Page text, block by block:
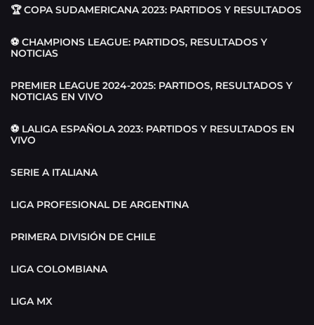
🏆 COPA SUDAMERICANA 2023: PARTIDOS Y RESULTADOS
⚽ CHAMPIONS LEAGUE: PARTIDOS, RESULTADOS Y
NOTICIAS
PREMIER LEAGUE 2024-2025: PARTIDOS, RESULTADOS Y
NOTICIAS EN VIVO
⚽ LALIGA ESPAÑOLA 2023: PARTIDOS Y RESULTADOS EN
VIVO
SERIE A ITALIANA
LIGA PROFESIONAL DE ARGENTINA
PRIMERA DIVISIÓN DE CHILE
LIGA COLOMBIANA
LIGA MX